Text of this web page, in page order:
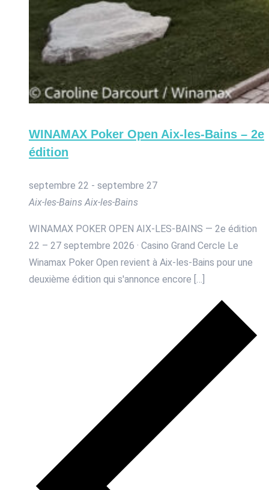
WINAMAX Poker Open Aix-les-Bains – 2e
édition
septembre 22 - septembre 27
Aix-les-BainsAix-les-Bains
WINAMAX POKER OPEN AIX-LES-BAINS — 2e édition
22 – 27 septembre 2026 · Casino Grand Cercle Le
Winamax Poker Open revient à Aix-les-Bains pour une
deuxième édition qui s'annonce encore […]